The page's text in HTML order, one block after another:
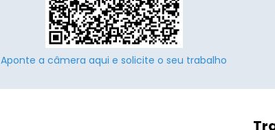
Aponte a câmera aqui e solicite o seu trabalho